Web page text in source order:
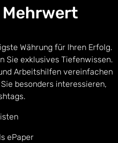
Währung für Ihren Erfolg.
Sie exklusives Tiefenwissen.
Arbeitshilfen vereinfachen
besonders interessieren,
ePaper